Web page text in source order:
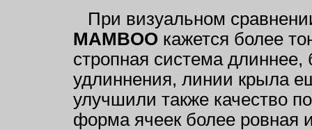
При визуальном
MAMBOO кажется более
стропная система длиннее,
удлиннения, линии крыла
улучшили также качество
форма ячеек более